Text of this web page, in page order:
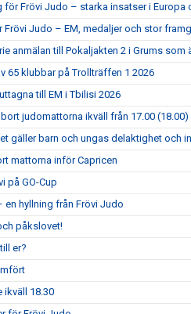
för Frövi Judo – starka insatser i Europa
Frövi Judo – EM, medaljer och stor
anmälan till Pokaljakten 2 i Grums som
65 klubbar på Trollträffen 1 2026
till EM i Tbilisi 2026
judomattorna ikväll från 17.00 (18.00)
gäller barn och ungas delaktighet och
mattorna inför Capricen
på GO-Cup
en hyllning från Frövi Judo
påkslovet!
er?
ikväll 18.30